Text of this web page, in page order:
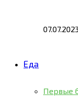
07.07.2023
Еда
Первые